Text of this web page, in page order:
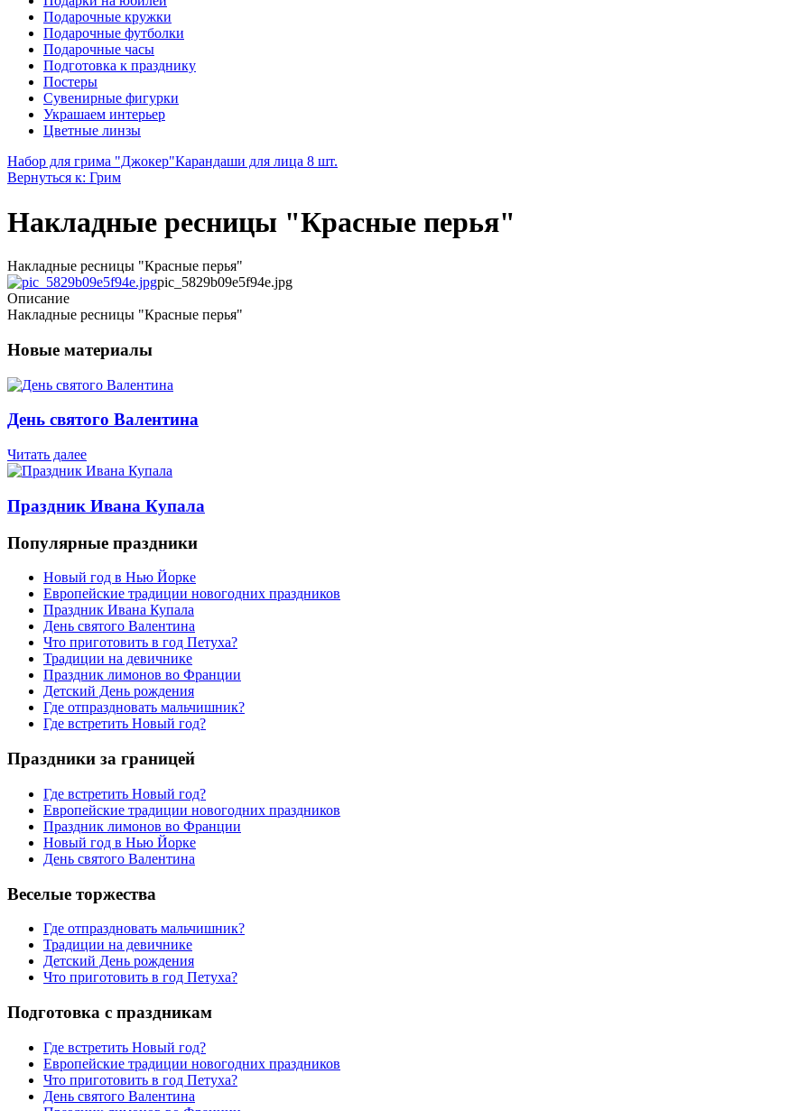
Подарочные кружки
Подарочные футболки
Подарочные часы
Подготовка к празднику
Постеры
Сувенирные фигурки
Украшаем интерьер
Цветные линзы
Набор для грима "Джокер"Карандаши для лица 8 шт.
Вернуться к: Грим
Накладные ресницы "Красные перья"
Накладные ресницы "Красные перья"
pic_5829b09e5f94e.jpg
Описание
Накладные ресницы "Красные перья"
Новые материалы
День святого Валентина
Читать далее
Праздник Ивана Купала
Популярные праздники
Новый год в Нью Йорке
Европейские традиции новогодних праздников
Праздник Ивана Купала
День святого Валентина
Что приготовить в год Петуха?
Традиции на девичнике
Праздник лимонов во Франции
Детский День рождения
Где отпраздновать мальчишник?
Где встретить Новый год?
Праздники за границей
Где встретить Новый год?
Европейские традиции новогодних праздников
Праздник лимонов во Франции
Новый год в Нью Йорке
День святого Валентина
Веселые торжества
Где отпраздновать мальчишник?
Традиции на девичнике
Детский День рождения
Что приготовить в год Петуха?
Подготовка с праздникам
Где встретить Новый год?
Европейские традиции новогодних праздников
Что приготовить в год Петуха?
День святого Валентина